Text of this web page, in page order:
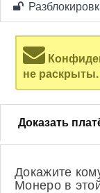
не раскрыты.
Доказать
Докажите
Монеро в